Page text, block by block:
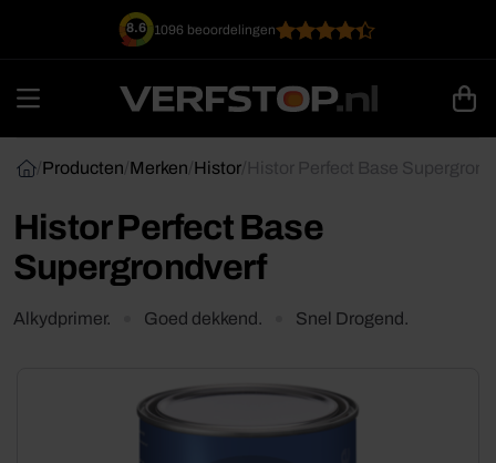
8.6 1096 beoordelingen
Producten Merken Histor Histor Perfect Base
Histor Perfect Base
Supergrondverf
Alkydprimer. Goed dekkend. Snel Drogend.